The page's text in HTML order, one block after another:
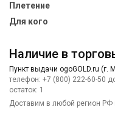
Плетение
Для кого
Наличие в
Пункт выдачи ogoGOLD.ru
телефон: +7 (800) 222-60-50
остаток: 1
Доставим в любой регион РФ